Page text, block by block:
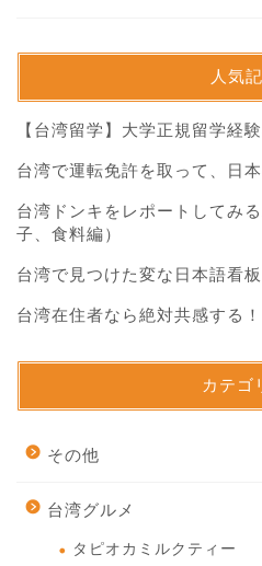
人気
【台湾留学】大学正規留学経
台湾で運転免許を取って、日
台湾ドンキをレポートしてみ
子、食料編）
台湾で見つけた変な日本語看
台湾在住者なら絶対共感する
カテゴ
その他
台湾グルメ
タピオカミルクティー